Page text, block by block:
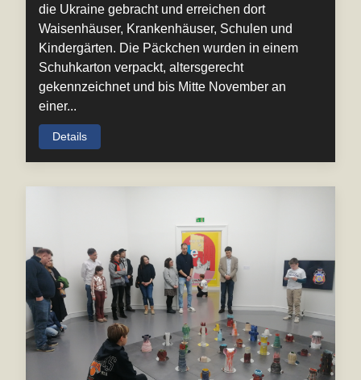
die Ukraine gebracht und erreichen dort
Waisenhäuser, Krankenhäuser, Schulen und
Kindergärten. Die Päckchen wurden in einem
Schuhkarton verpackt, altersgerecht
gekennzeichnet und bis Mitte November an
einer...
Details